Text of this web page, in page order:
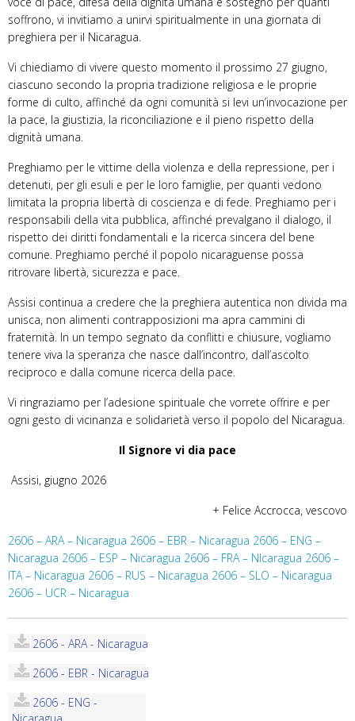
soffrono, vi invitiamo a unirvi spiritualmente in una giornata di
preghiera per il Nicaragua.
Vi chiediamo di vivere questo momento il prossimo 27 giugno,
ciascuno secondo la propria tradizione religiosa e le proprie
forme di culto, affinché da ogni comunità si levi un’invocazione per
la pace, la giustizia, la riconciliazione e il pieno rispetto della
dignità umana.
Preghiamo per le vittime della violenza e della repressione, per i
detenuti, per gli esuli e per le loro famiglie, per quanti vedono
limitata la propria libertà di coscienza e di fede. Preghiamo per i
responsabili della vita pubblica, affinché prevalgano il dialogo, il
rispetto dei diritti fondamentali e la ricerca sincera del bene
comune. Preghiamo perché il popolo nicaraguense possa
ritrovare libertà, sicurezza e pace.
Assisi continua a credere che la preghiera autentica non divida ma
unisca, non alimenti contrapposizioni ma apra cammini di
fraternità. In un tempo segnato da conflitti e chiusure, vogliamo
tenere viva la speranza che nasce dall’incontro, dall’ascolto
reciproco e dalla comune ricerca della pace.
Vi ringraziamo per l’adesione spirituale che vorrete offrire e per
ogni gesto di vicinanza e solidarietà verso il popolo del Nicaragua.
Il Signore vi dia pace
Assisi, giugno 2026
+ Felice Accrocca, vescovo
2606 – ARA – Nicaragua 2606 – EBR – Nicaragua 2606 – ENG –
Nicaragua 2606 – ESP – Nicaragua 2606 – FRA – NIcaragua 2606 –
ITA – Nicaragua 2606 – RUS – Nicaragua 2606 – SLO – Nicaragua
2606 – UCR – Nicaragua
2606 - ARA - Nicaragua
2606 - EBR - Nicaragua
2606 - ENG -